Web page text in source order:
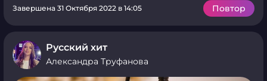
Завершена 31 Октября 2022 в 14:05 Повтор
Русский хит
Александра Труфанова